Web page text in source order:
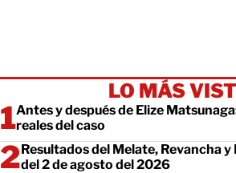
LO MÁS
Antes y después de Elize
reales del caso
Resultados del Melate, Revancha
del 2 de agosto del 2026